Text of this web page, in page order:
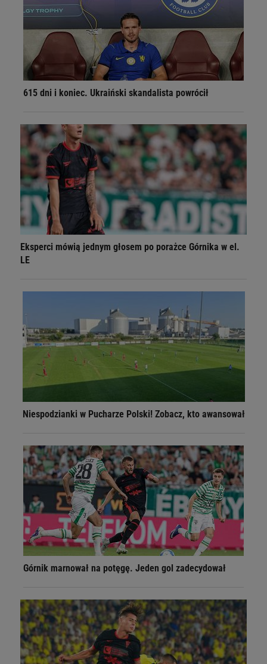
615 dni i koniec. Ukraiński skandalista powrócił
Eksperci mówią jednym głosem po porażce Górnika w el.
LE
Niespodzianki w Pucharze Polski! Zobacz, kto awansował
Górnik marnował na potęgę. Jeden gol zadecydował